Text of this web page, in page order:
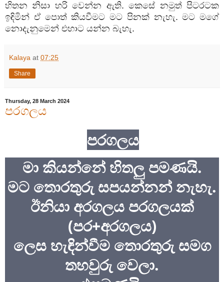
හිතන නිසා හරි වෙන්න ඇති.කෙසේ නමුත් පිටරටක
ඉඳිමින් ඒ පොත් කියවීමට මට පිනක් නැහැ.මට මගේ
නොදැනුමෙන් එහාට යන්න බැහැ.
Kalaya at 07:25
Share
Thursday, 28 March 2024
පරගලය
පරගලය
මා කියන්නේ හිතලු පමණයි.
මට තොරතුරු සපයන්නන් නැහැ.
ඊනියා අරගලය පරගලයක්
(පර+අරගලය)
ලෙස හැඳින්වීම තොරතුරු සමග
තහවුරු වෙලා.